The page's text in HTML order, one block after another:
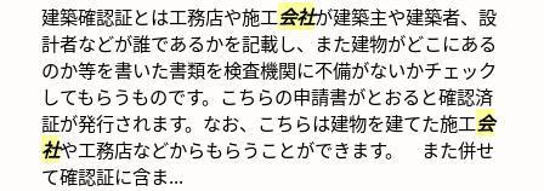
建築確認証とは工務店や施工会社が建築主や建築者、設
計者などが誰であるかを記載し、また建物がどこにある
のか等を書いた書類を検査機関に不備がないかチェック
してもらうものです。こちらの申請書がとおると確認済
証が発行されます。なお、こちらは建物を建てた施工会
社や工務店などからもらうことができます。 また併せ
て確認証に含ま...